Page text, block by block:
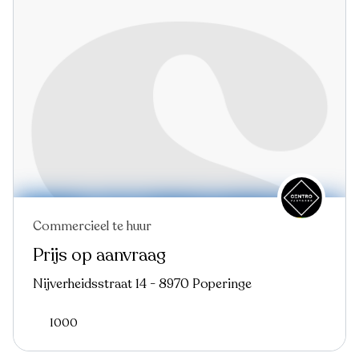
Commercieel te huur
Prijs op aanvraag
Nijverheidsstraat 14 - 8970 Poperinge
1000